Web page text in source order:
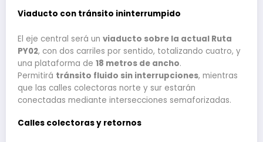
Viaducto con tránsito ininterrumpido
El eje central será un viaducto sobre la actual Ruta
PY02, con dos carriles por sentido, totalizando cuatro, y
una plataforma de 18 metros de ancho.
Permitirá tránsito fluido sin interrupciones, mientras
que las calles colectoras norte y sur estarán
conectadas mediante intersecciones semaforizadas.
Calles colectoras y retornos